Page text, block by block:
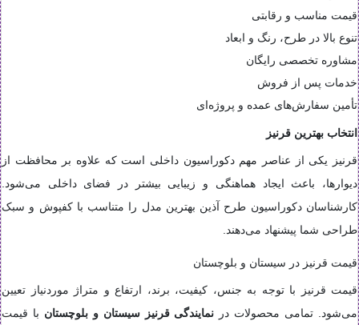
قیمت مناسب و رقابتی
تنوع بالا در طرح، رنگ و ابعاد
مشاوره تخصصی رایگان
خدمات پس از فروش
تأمین سفارش‌های عمده و پروژه‌ای
انتخاب بهترین قرنیز
قرنیز یکی از عناصر مهم دکوراسیون داخلی است که علاوه بر محافظت از
دیوارها، باعث ایجاد هماهنگی و زیبایی بیشتر در فضای داخلی می‌شود.
کارشناسان دکوراسیون طرح آذین بهترین مدل را متناسب با کفپوش و سبک
طراحی شما پیشنهاد می‌دهند.
قیمت قرنیز در سیستان و بلوچستان
قیمت قرنیز با توجه به جنس، کیفیت، برند، ارتفاع و متراژ موردنیاز تعیین
می‌شود. تمامی محصولات در نمایندگی قرنیز سیستان و بلوچستان با قیمت